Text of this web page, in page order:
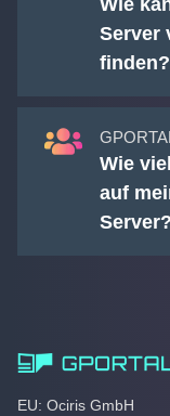
Wie
Server
finden?
Wie
auf
Server?
EU: Ociris GmbH